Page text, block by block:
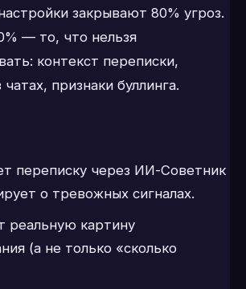
закрывают 80% угроз.
— то, что нельзя
контекст переписки,
признаки буллинга.
переписку через ИИ-Советник
о тревожных сигналах.
реальную картину
(а не только «сколько